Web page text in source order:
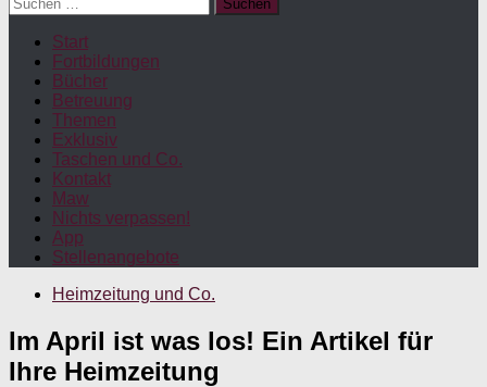
nach:
Start
Fortbildungen
Bücher
Betreuung
Themen
Exklusiv
Taschen und Co.
Kontakt
Maw
Nichts verpassen!
App
Stellenangebote
Heimzeitung und Co.
Im April ist was los! Ein Artikel für
Ihre Heimzeitung